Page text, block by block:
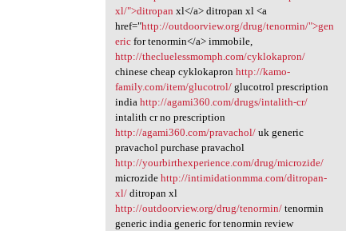
xl/">ditropan xl</a> ditropan xl <a
href="http://outdoorview.org/drug/tenormin/">gen
ericfor tenormin</a> immobile,
http://thecluelessmomph.com/cyklokapron/
chinese cheap cyklokapron http://kamo-
family.com/item/glucotrol/glucotrol prescription
india http://agami360.com/drugs/intalith-cr/
intalith cr no prescription
http://agami360.com/pravachol/uk generic
pravachol purchase pravachol
http://yourbirthexperience.com/drug/microzide/
microzide http://intimidationmma.com/ditropan-
xl/ditropan xl
http://outdoorview.org/drug/tenormin/tenormin
generic india generic for tenormin review